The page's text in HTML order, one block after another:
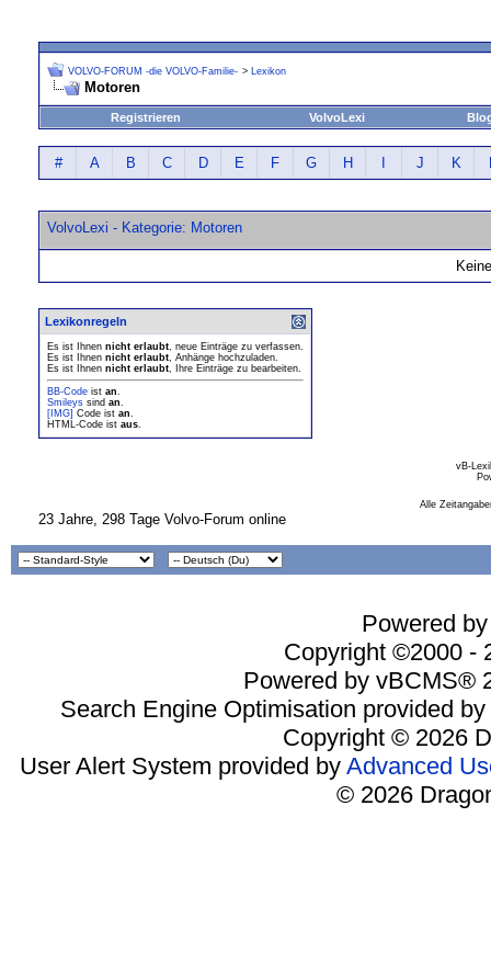
VOLVO-FORUM -die VOLVO-Familie- > Lexikon
Motoren
Registrieren VolvoLexi
# A B C D E F G H J K
VolvoLexi - Kategorie: Motoren
Lexikonregeln
Es ist Ihnen nicht erlaubt, neue Einträge zu verfassen.
Es ist Ihnen nicht erlaubt, Anhänge hochzuladen.
Es ist Ihnen nicht erlaubt, Ihre Einträge zu bearbeiten.
BB-Code ist an.
Smileys sind an.
[IMG] Code ist an.
HTML-Code ist aus.
vB-
Alle
23 Jahre, 298 Tage Volvo-Forum online
Powered
Copyright ©2000 -
Powered by vBCMS®
Search Engine Optimisation provided by
Copyright © 2026
User Alert System provided by Advanced
© 2026